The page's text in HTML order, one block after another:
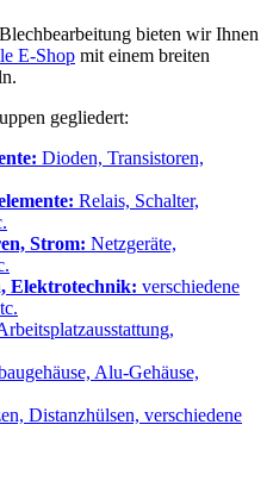
bieten wir Ihnen
E-Shop mit einem breiten
gegliedert:
Dioden, Transistoren,
Relais, Schalter,
Strom: Netzgeräte,
Elektrotechnik: verschiedene
Alu-Gehäuse,
Distanzhülsen, verschiedene